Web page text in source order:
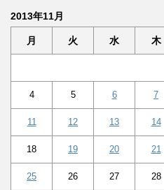
2013年11月
月 火 水 木
4 5 6 7
11 12 13 14
18 19 20 21
25 26 27 28